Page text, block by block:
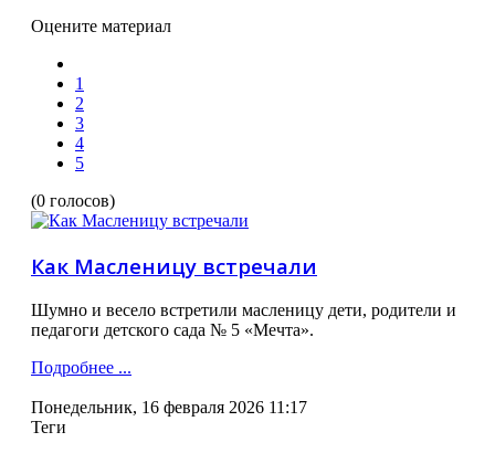
Оцените материал
1
2
3
4
5
(0 голосов)
Как Масленицу встречали
Шумно и весело встретили масленицу дети, родители и
педагоги детского сада № 5 «Мечта».
Подробнее ...
Понедельник, 16 февраля 2026 11:17
Теги